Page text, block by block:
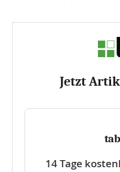
Jetzt
14 Tage